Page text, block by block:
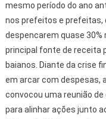
mesmo período do ano
nos prefeitos e prefeitas,
despencarem quase 30%
principal fonte de receita
baianos. Diante da crise
em arcar com despesas,
convocou uma reunião
para alinhar ações junto